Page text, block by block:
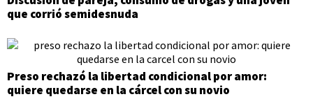
que corrió semidesnuda
Preso rechazó la libertad condicional por amor:
quiere quedarse en la cárcel con su novio